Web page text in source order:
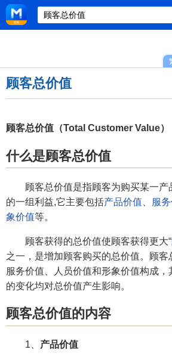
顾客总价值
顾客总价值（Total Customer Value）
什么是顾客总价值
顾客总价值是指顾客为购买某一产
的一组利益,它主要包括产品价值 服
象价值等。
顾客获得的总价值使顾客获得更大“
之一，是增加顾客购买的总价值。顾客
服务价值、人员价值和形象价值构成
的变化均对总价值产生影响。
顾客总价值的内容
1、 产品价值